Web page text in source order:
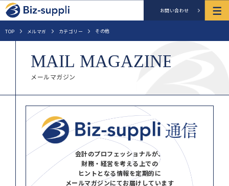
お問い合わせ
TOP メルマガ カテゴリー その他
メールマガジン
会計のプロフェッショナルが、
財務・経営を考える上での
ヒントとなる情報を定期的に
メールマガジンにてお届けしています